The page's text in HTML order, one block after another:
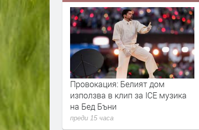
изяви
Провокация: Белият дом
използва в клип за ICE музика
на Бед Бъни
преди 15 часа